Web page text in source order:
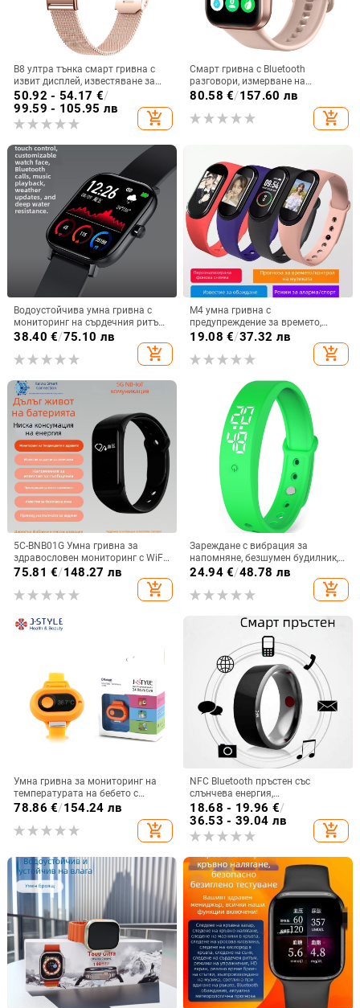
B8 ултра тънка смарт гривна с
извит дисплей, известяване за
повикване, крачкомер,
мониторинг на здравето и съня,
моден дизайн за мъже и жени
50.92 - 54.17 €/
99.59 - 105.95 лв
add_shopping_cart
Смарт гривна с Bluetooth
разговори, измерване на
сърдечната честота и нивото на
кислород в кръвта, Alexa гласово
управление, режим за множество
80.58 €/157.60 лв
add_shopping_cart
Водоустойчива умна гривна с
мониторинг на сърдечния ритъм
и функция за обаждания –
38.40 €/75.10 лв
add_shopping_cart
M4 умна гривна с
предупреждение за времето,
аларма, крачкомер, Bluetooth,
Android съвместим, живот на
батерията 7–14 дни
19.08 €/37.32 лв
add_shopping_cart
5C-BNB01G Умна гривна за
здравословен мониторинг с WiFi
позициониране, грижа за
възрастни и мониторинг на
телесната температура
75.81 €/148.27 лв
add_shopping_cart
Зареждане с вибрация за
напомняне, безшумен будилник,
измерващ телесната
температура, водоустойчив,
студентски, модерен смарт
Фабрика на едро
24.94€/48.78 лв
add_shopping_cart
Умна гривна за мониторинг на
температурата на бебето с
AMOLED дисплей, силиконова
каишка, живот на батерията 7–
14 дни, за деца
78.86 €/154.24 лв
add_shopping_cart
NFC Bluetooth пръстен със
слънчева енергия,
мултифункционален за Android,
температурен сензор, магия,
водоустойчив
18.68 - 19.96 €/
36.53 - 39.04 лв
add_shopping_cart